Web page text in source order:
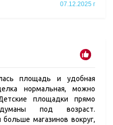
07.12.2025 г
площадь и удобная
нормальная, можно
площадки прямо
под возраст.
магазинов вокруг,